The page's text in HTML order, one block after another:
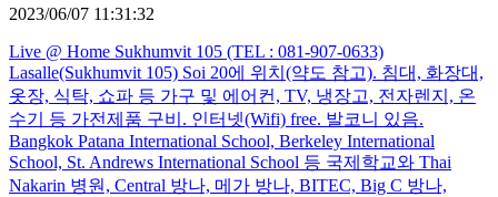
2023/06/07 11:31:32
Live @ Home Sukhumvit 105 (TEL : 081-907-0633)
Lasalle(Sukhumvit 105) Soi 20에 위치(약도 참고). 침대, 화장대,
옷장, 식탁, 쇼파 등 가구 및 에어컨, TV, 냉장고, 전자렌지, 온
수기 등 가전제품 구비. 인터넷(Wifi) free. 발코니 있음.
Bangkok Patana International School, Berkeley International
School, St. Andrews International School 등 국제학교와 Thai
Nakarin 병원, Central 방나, 메가 방나, BITEC, Big C 방나,